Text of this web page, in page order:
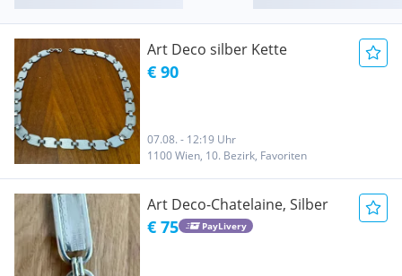
Art Deco silber Kette
€ 90
07.08. - 12:19 Uhr
1100 Wien, 10. Bezirk, Favoriten
Art Deco-Chatelaine, Silber
€ 75 PayLivery